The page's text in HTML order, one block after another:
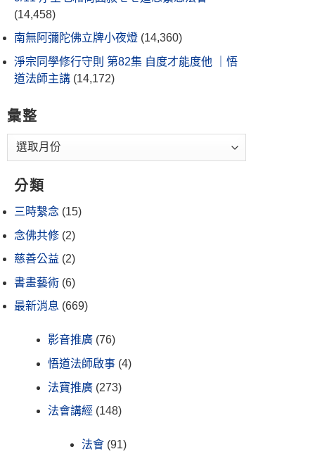
(14,458)
南無阿彌陀佛立牌小夜燈 (14,360)
淨宗同學修行守則 第82集 自度才能度他 ｜悟
道法師主講 (14,172)
彙整
分類
三時繫念 (15)
念佛共修 (2)
慈善公益 (2)
書畫藝術 (6)
最新消息 (669)
影音推廣 (76)
悟道法師啟事 (4)
法寶推廣 (273)
法會講經 (148)
法會 (91)